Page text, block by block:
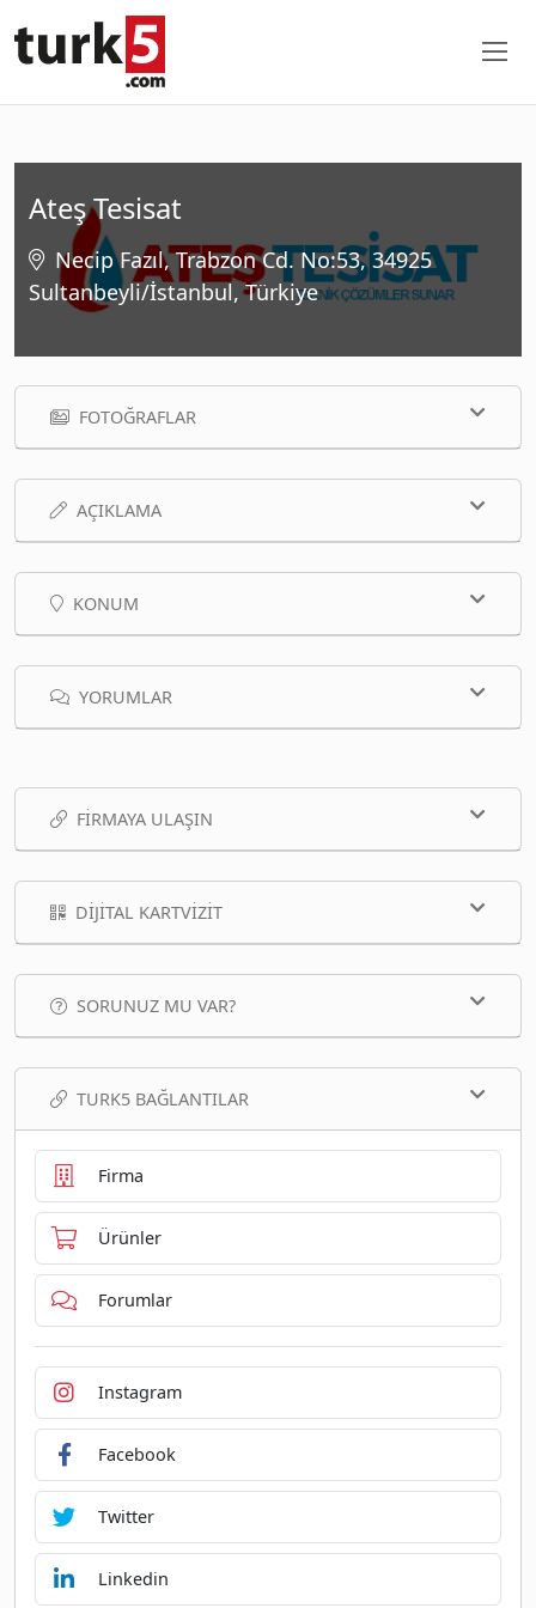
Ateş Tesisat
Necip Fazıl, Trabzon Cd. No:53, 34925
Sultanbeyli/İstanbul, Türkiye
FOTOĞRAFLAR
AÇIKLAMA
KONUM
YORUMLAR
FIRMAYA ULAŞIN
DIJITAL KARTVIZIT
SORUNUZ MU VAR?
TURK5 BAĞLANTILAR
Firma
Ürünler
Forumlar
Instagram
Facebook
Twitter
Linkedin